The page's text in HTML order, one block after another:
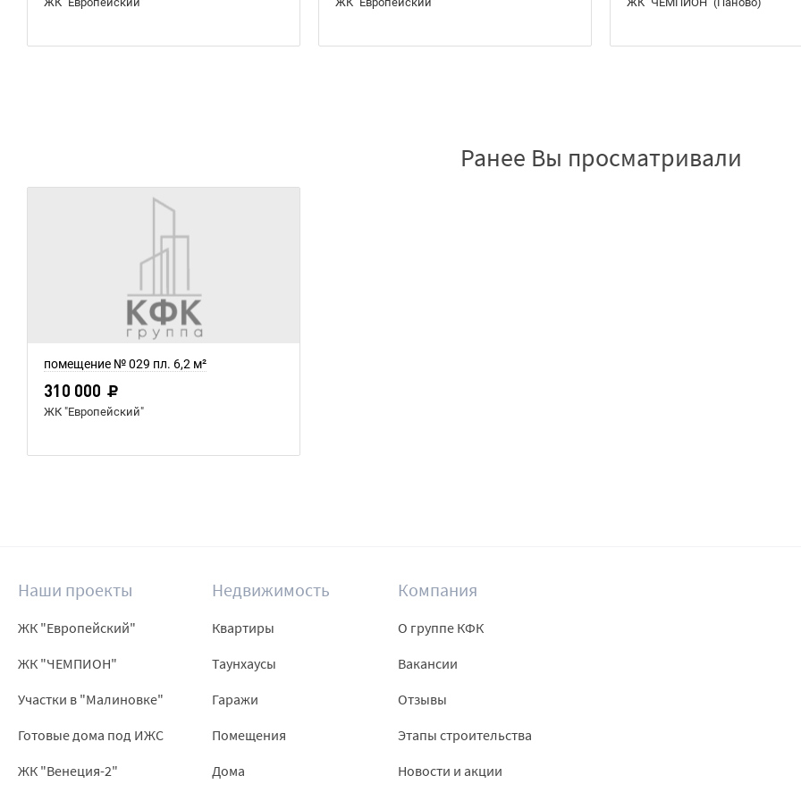
Ранее Вы просматривали
помещение № 029 пл. 6,2 м²
310 000
ЖК "Европейский"
Наши проекты
ЖК "Европейский"
ЖК "ЧЕМПИОН"
Участки в "Малиновке"
Готовые дома под ИЖС
ЖК "Венеция-2"
Недвижимость
Квартиры
Таунхаусы
Гаражи
Помещения
Дома
Компания
О группе КФК
Вакансии
Отзывы
Этапы строительства
Новости и акции